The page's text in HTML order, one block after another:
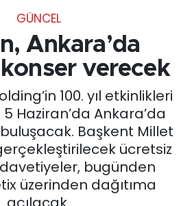
GÜNCEL
Ankara’da
verecek
100. yıl etkinlikleri
Haziran’da Ankara’da
Başkent Millet
ücretsiz
bugünden
üzerinden dağıtıma
Durumu ve Fikstür